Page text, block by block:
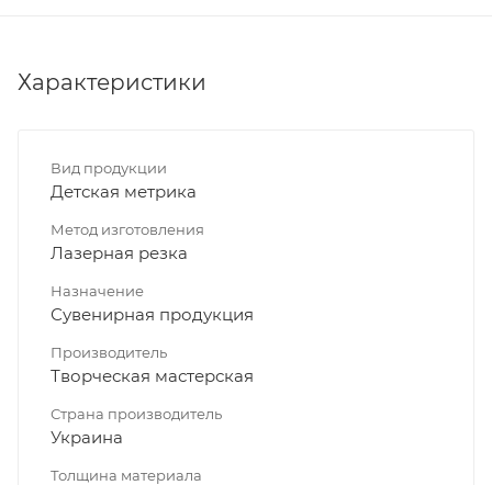
Характеристики
Вид продукции
Детская метрика
Метод изготовления
Лазерная резка
Назначение
Сувенирная продукция
Производитель
Творческая мастерская
Страна производитель
Украина
Толщина материала